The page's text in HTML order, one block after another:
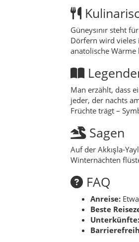
Güneysınır steht
Dörfern wird vieles
anatolische Wärme
Man erzählt, dass
jeder, der nachts
Früchte trägt –
Sagen
Auf der Akkışla-
Winternächten
FAQ
Anreise:
Beste
Unterkünfte: